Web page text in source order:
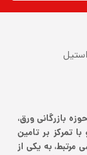
را در حوزه بازرگانی ورق،
تمرکز بر تامین
مرتبط، به یکی از